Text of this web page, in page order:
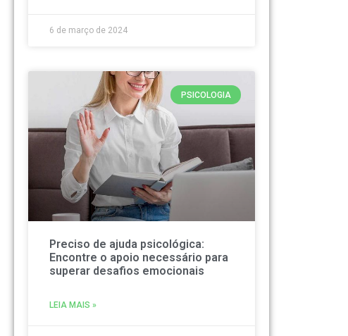
6 de março de 2024
PSICOLOGIA
Preciso de ajuda psicológica:
Encontre o apoio necessário para
superar desafios emocionais
LEIA MAIS »